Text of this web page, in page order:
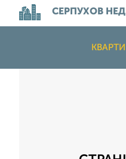
СЕРПУХОВ